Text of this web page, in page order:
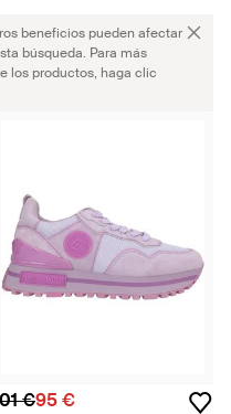
beneficios pueden afectar
búsqueda. Para más
los productos, haga clic
€95 €